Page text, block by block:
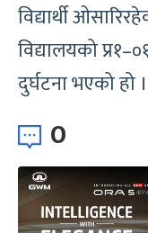
विद्यार्थी
विद्यालयको
दुर्घटना भएको हो ।
0